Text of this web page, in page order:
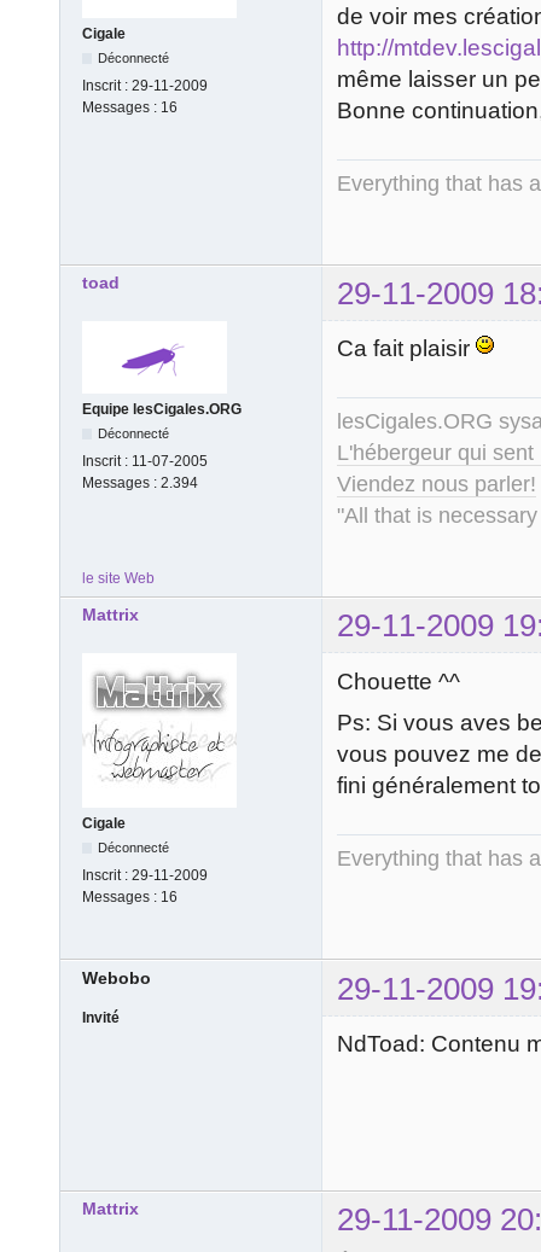
Cigale
Déconnecté
Inscrit : 29-11-2009
Messages : 16
de voir mes
http://
même laisser un
Bonne
Everything that has
toad 29-11-2009
Equipe lesCigales.ORG
Déconnecté
Inscrit : 11-07-2005
Messages : 2.394
Ca fait plaisir
lesCigales.ORG
L'hébergeur qui
Viendez nous parler!
"All that is
le site Web
Mattrix 29-11-2009
Cigale
Déconnecté
Inscrit : 29-11-2009
Messages : 16
Chouette ^^
Ps: Si vous aves
vous pouvez me
fini généralement
Everything that has
Webobo 29-11-2009
Invité
NdToad: Contenu
Mattrix
29-11-2009